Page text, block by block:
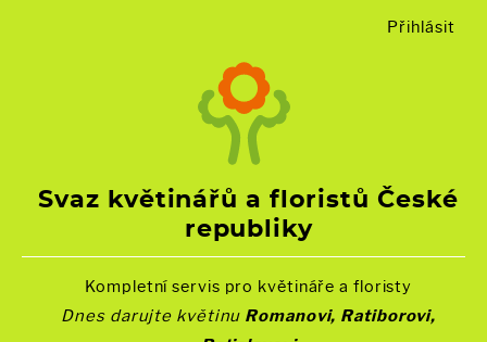
Svaz květinářů a floristů České
republiky
Přihlásit
Kompletní servis pro květináře a floristy
Dnes darujte květinu Romanovi, Ratiborovi,